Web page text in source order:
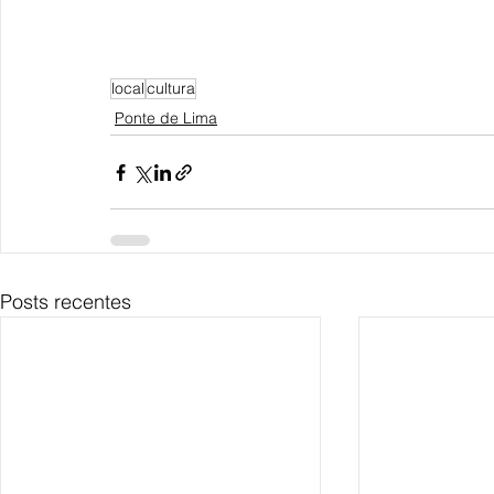
localcultura
Ponte de Lima
Posts recentes